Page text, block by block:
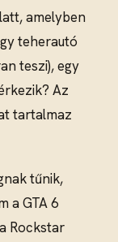
amelyben
teherautó
teszi), egy
Az
tartalmaz
tűnik,
a GTA 6
Rockstar